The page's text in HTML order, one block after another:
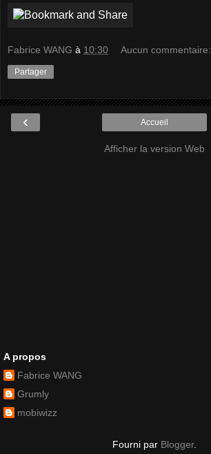
Fabrice WANG à 10:30 Aucun commentaire:
Partager
‹ Accueil
Afficher la version Web
A propos
Fabrice WANG
Grumly
mobiwizz
Fourni par Blogger.